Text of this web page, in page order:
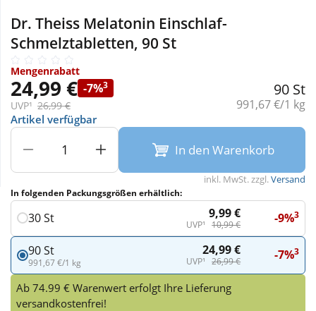
Sanitätshaus
Sport & Fitness
Wellness
Dr. Theiss Melatonin Einschlaf-
Schmelztabletten, 90 St
Mengenrabatt
24,99 € -7%3
UVP¹ 26,99 €
90 St
Grundpreis:
991,67 €/1 kg
Artikel verfügbar
In den Warenkorb
inkl. MwSt. zzgl.Versand
In folgenden Packungsgrößen erhältlich:
30 St 9,99 €
UVP¹ 10,99 € -9%3
90 St
991,67 €/1 kg
24,99 €
UVP¹ 26,99 € -7%3
Ab 74.99 € Warenwert erfolgt Ihre Lieferung
versandkostenfrei!